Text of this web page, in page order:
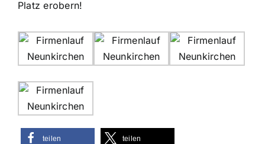
Platz erobern!
teilen teilen